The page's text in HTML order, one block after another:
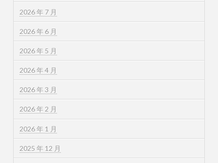
2026 年 7 月
2026 年 6 月
2026 年 5 月
2026 年 4 月
2026 年 3 月
2026 年 2 月
2026 年 1 月
2025 年 12 月